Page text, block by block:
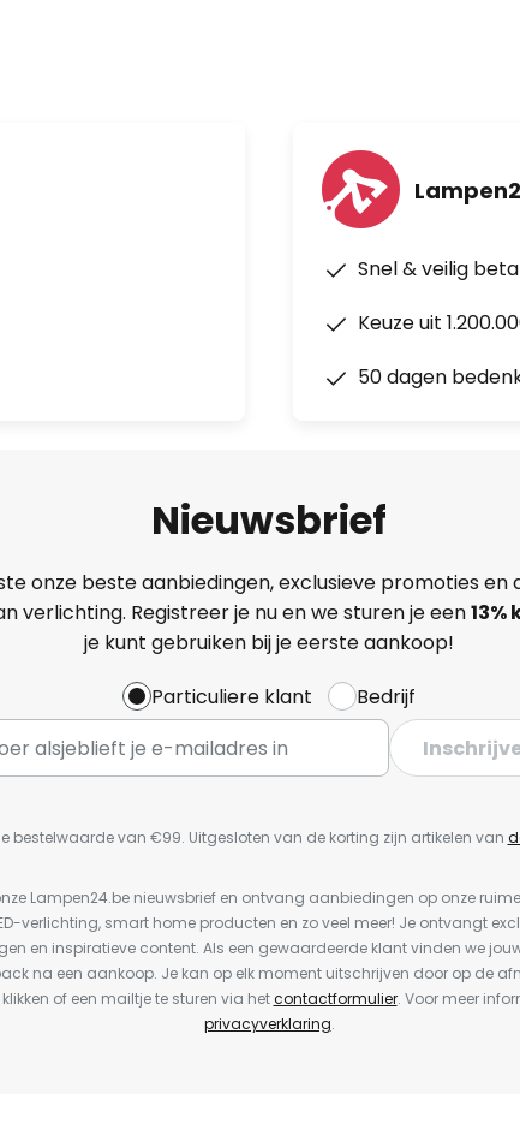
Snel & veilig
Keuze uit
50 dagen
Nieuwsbrief
onze beste aanbiedingen, exclusieve promoties en
verlichting. Registreer je nu en we sturen je een13%
je kunt gebruiken bij je eerste aankoop!
Particuliere klant
Bedrijf
bestelwaarde van €99. Uitgesloten van de korting zijn artikelen van
Lampen24.be nieuwsbrief en ontvang aanbiedingen op onze
verlichting, smart home producten en zo veel meer! Je ontvangt
en inspiratieve content. Als een gewaardeerde klant vinden we
na een aankoop. Je kan op elk moment uitschrijven door op de
of een mailtje te sturen via hetcontactformulier. Voor meer
privacyverklaring.